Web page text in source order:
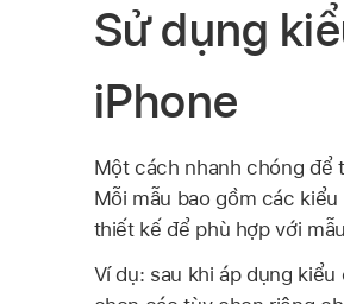
Sử dụng
iPhone
Một cách nhanh chóng để
Mỗi mẫu bao gồm các
thiết kế để phù hợp với
Ví dụ: sau khi áp dụng